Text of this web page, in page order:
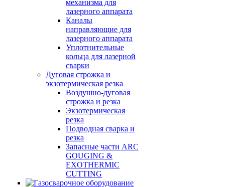
механизма для
лазерного аппарата
Каналы
направляющие для
лазерного аппарата
Уплотнительные
кольца для лазерной
сварки
Дуговая строжка и
экзотермическая резка
Воздушно-дуговая
строжка и резка
Экзотермическая
резка
Подводная сварка и
резка
Запасные части ARC
GOUGING &
EXOTHERMIC
CUTTING